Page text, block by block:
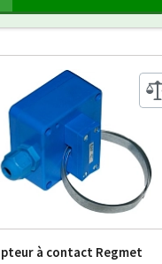
à contact Regmet